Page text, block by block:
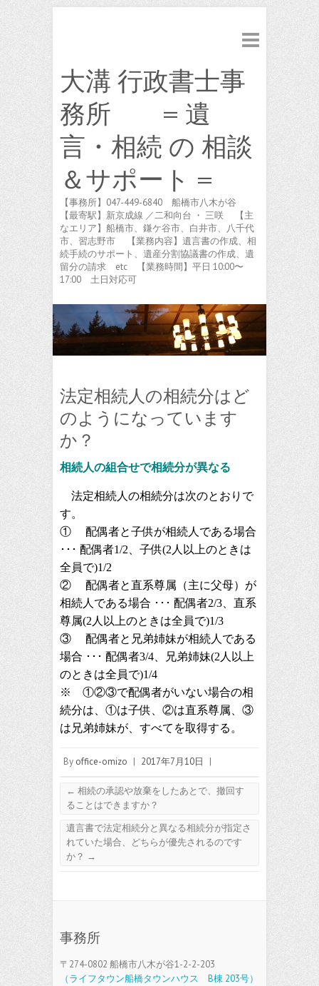
大溝 行政書士事
務所 = 遺
言・相続 の 相談
＆サポート =
【事務所】047-449-6840 船橋市八木が谷
【最寄駅】新京成線 ／二和向台 ・ 三咲 【主
なエリア】船橋市、鎌ケ谷市、白井市、八千代
市、習志野市 【業務内容】遺言書の作成、相
続手続のサポート、遺産分割協議書の作成、遺
留分の請求 etc 【業務時間】平日 10:00〜
17:00 土日対応可
法定相続人の相続分はど
のようになっています
か？
相続人の組合せで相続分が異なる
法定相続人の相続分は次のとおりで
す。
① 配偶者と子供が相続人である場合
･･･ 配偶者1/2、子供(2人以上のときは
全員で)1/2
② 配偶者と直系尊属（主に父母）が
相続人である場合 ･･･ 配偶者2/3、直系
尊属(2人以上のときは全員で)1/3
③ 配偶者と兄弟姉妹が相続人である
場合 ･･･ 配偶者3/4、兄弟姉妹(2人以上
のときは全員で)1/4
※ ①②③で配偶者がいない場合の相
続分は、①は子供、②は直系尊属、③
は兄弟姉妹が、すべてを取得する。
By office-omizo | 2017年7月10日 |
← 相続の承認や放棄をしたあとで、撤回す
ることはできますか？
遺言書で法定相続分と異なる相続分が指定さ
れていた場合、どちらが優先されるのです
か？ →
事務所
〒274-0802 船橋市八木が谷1-2-2-203
（ライフタウン船橋タウンハウス B棟 203号）